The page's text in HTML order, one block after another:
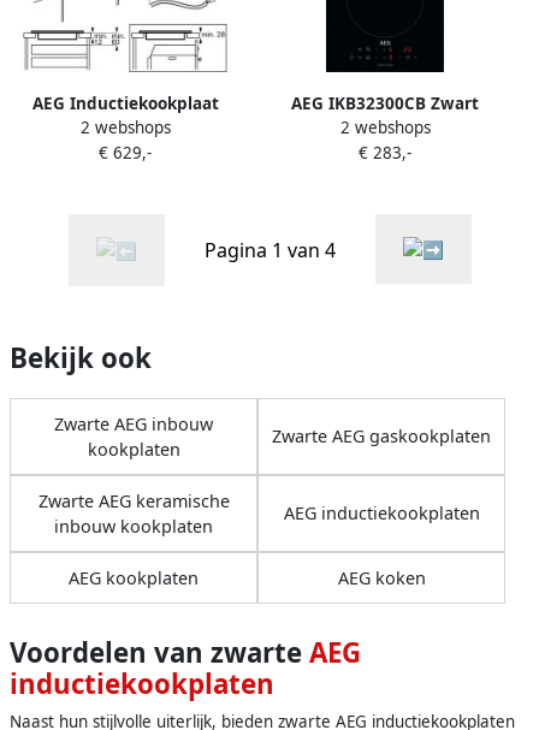
AEG Inductiekookplaat
IAE64411XB SenseBoil
spatdeksel
2 webshops
€ 629,-
AEG IKB32300CB Zwart
Ingebouwd 30 cm
Inductiekookplaat zones 2
2 webshops
€ 283,-
Pagina 1 van 4
Bekijk ook
Zwarte AEG inbouw
kookplaten
Zwarte AEG gaskookplaten
Zwarte AEG keramische
inbouw kookplaten
AEG inductiekookplaten
AEG kookplaten AEG koken
Voordelen van zwarteAEG
inductiekookplaten
Naast hun stijlvolle uiterlijk, bieden zwarte AEG inductiekookplaten